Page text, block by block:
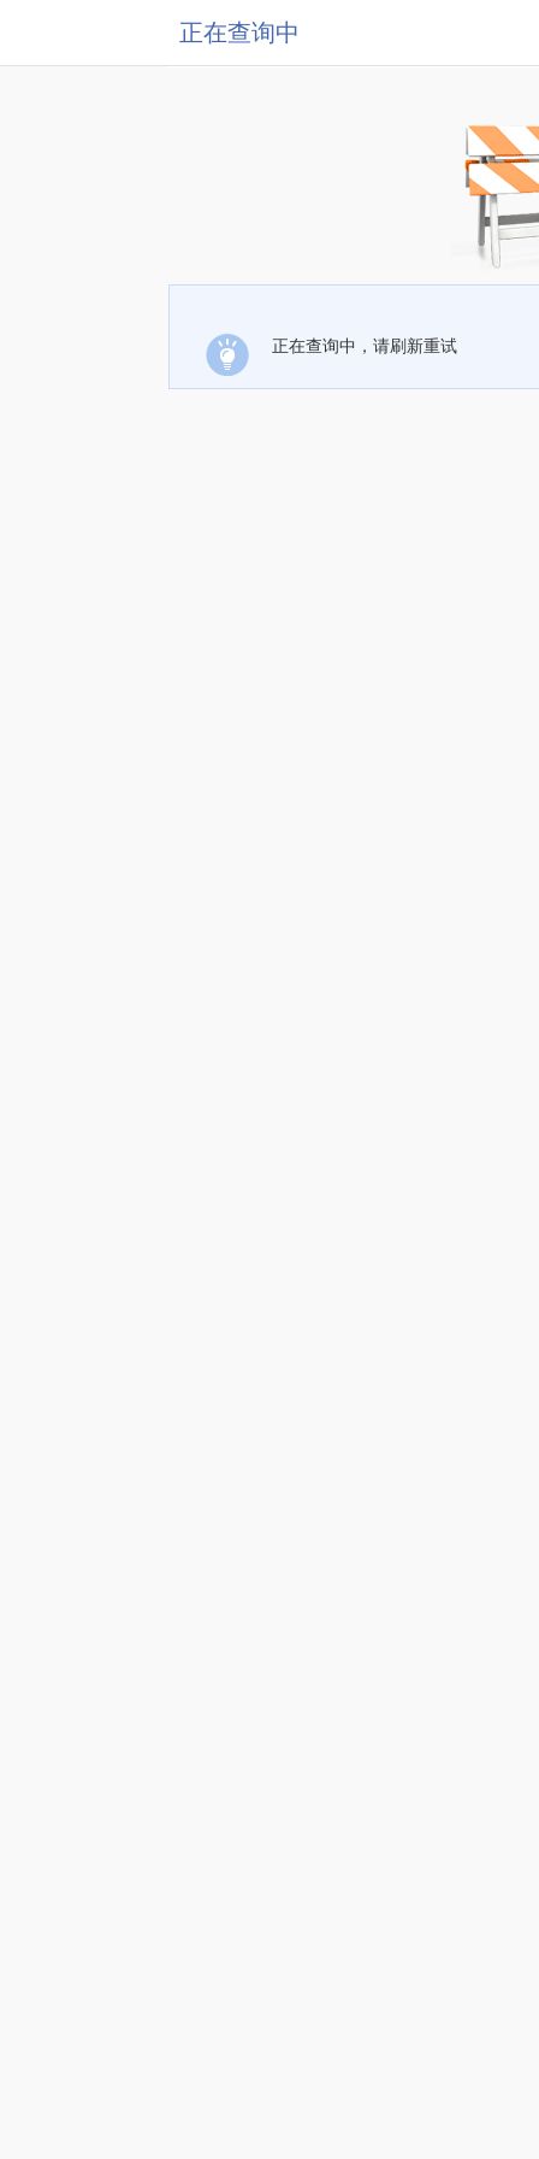
正在查询中
正在查询中，请刷新重试